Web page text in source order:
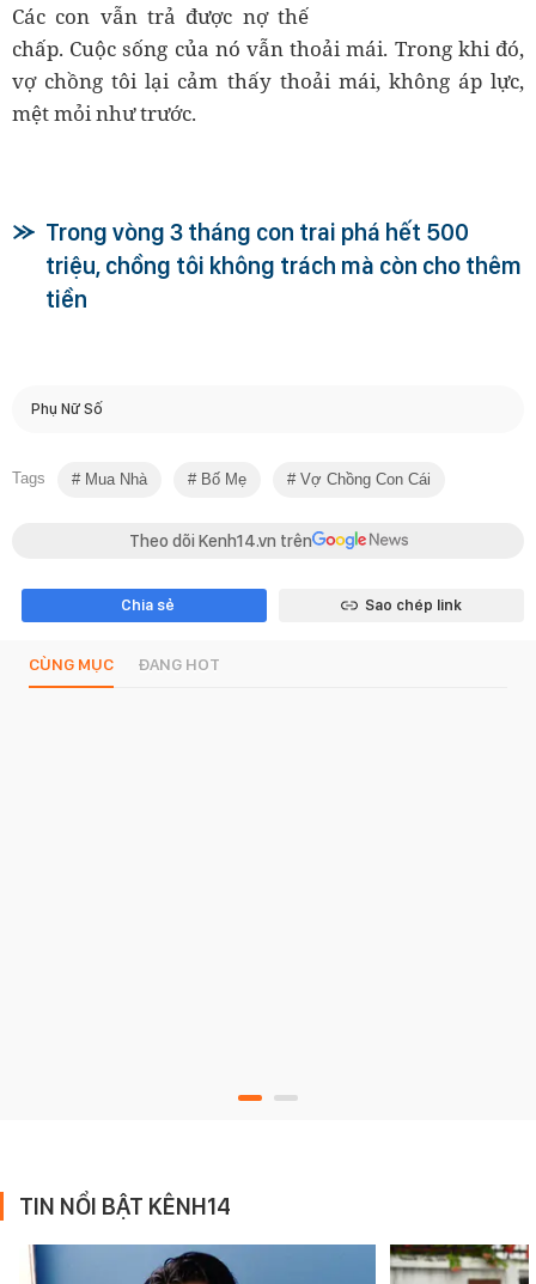
Các con vẫn trả được nợ thế
chấp. Cuộc sống của nó vẫn thoải mái. Trong khi đó,
vợ chồng tôi lại cảm thấy thoải mái, không áp lực,
mệt mỏi như trước.
Trong vòng 3 tháng con trai phá hết 500
triệu, chồng tôi không trách mà còn cho thêm
tiền
Phụ Nữ Số
Tags Mua Nhà Bố Mẹ Vợ Chồng Con Cái
Theo dõi Kenh14.vn trên
Chia sẻ Sao chép link
CÙNG MỤC ĐANG HOT
TIN NỔI BẬT KÊNH14